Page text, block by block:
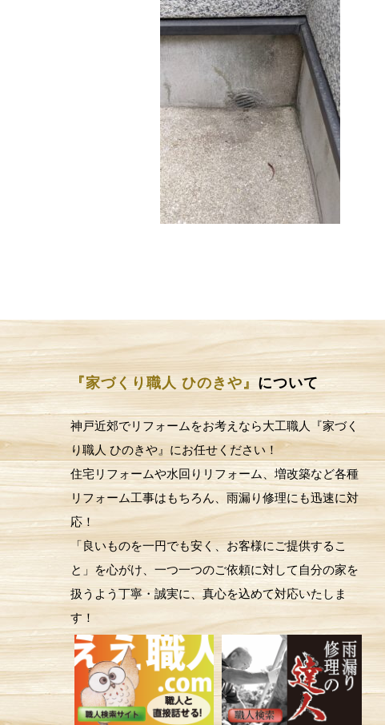
『家づくり職人 ひのきや』 について
神戸近郊でリフォームをお考えなら大工職人『家づく
り職人 ひのきや』にお任せください！
住宅リフォームや水回りリフォーム、増改築など各種
リフォーム工事はもちろん、雨漏り修理にも迅速に対
応！
「良いものを一円でも安く、お客様にご提供するこ
と」を心がけ、一つ一つのご依頼に対して自分の家を
扱うよう丁寧・誠実に、真心を込めて対応いたしま
す！